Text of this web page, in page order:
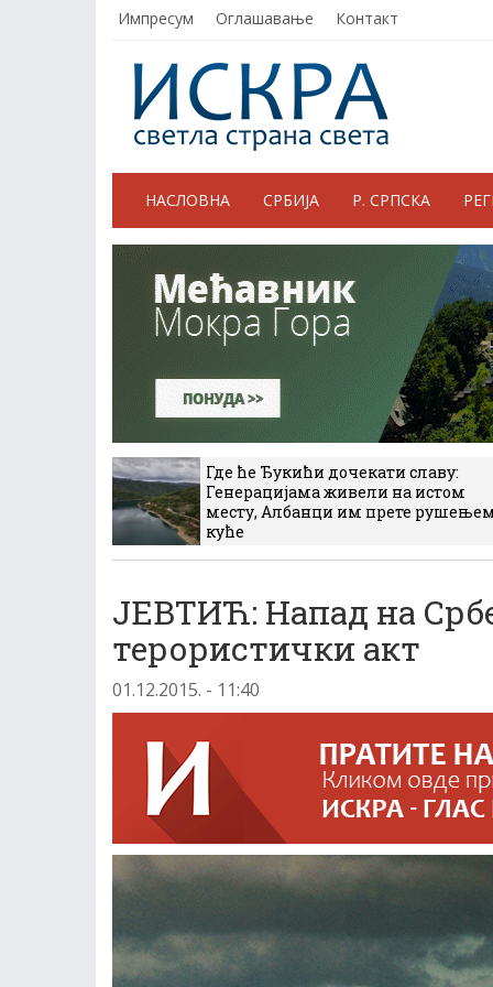
Импресум Оглашавање Контакт
НАСЛОВНА СРБИЈА Р. СРПСКА
Где ће Ђукићи дочекати славу:
Генерацијама живели на истом
месту, Албанци им прете
куће
ЈЕВТИЋ: Напад на
терористички акт
01.12.2015. - 11:40